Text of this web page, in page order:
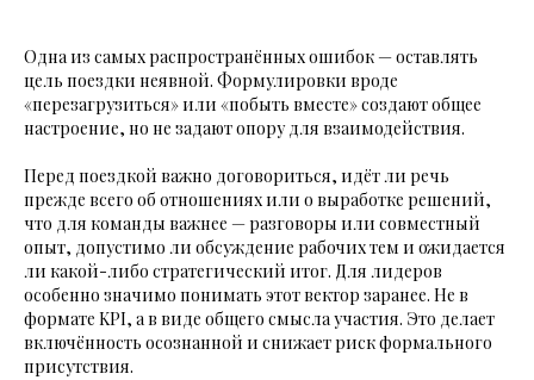
Одна из самых распространённых ошибок — оставлять
цель поездки неявной. Формулировки вроде
«перезагрузиться» или «побыть вместе» создают общее
настроение, но не задают опору для взаимодействия.
Перед поездкой важно договориться, идёт ли речь
прежде всего об отношениях или о выработке решений,
что для команды важнее — разговоры или совместный
опыт, допустимо ли обсуждение рабочих тем и ожидается
ли какой-либо стратегический итог. Для лидеров
особенно значимо понимать этот вектор заранее. Не в
формате KPI, а в виде общего смысла участия. Это делает
включённость осознанной и снижает риск формального
присутствия.